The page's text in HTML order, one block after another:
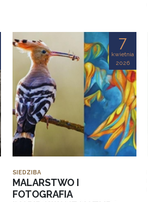
7
kwietnia
2026
SIEDZIBA
MALARSTWO I
FOTOGRAFIA